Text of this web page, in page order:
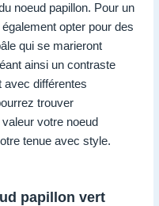
noeud papillon. Pour un
opter pour des
qui se marieront
ainsi un contraste
avec différentes
trouver
votre noeud
tenue avec style.
papillon vert